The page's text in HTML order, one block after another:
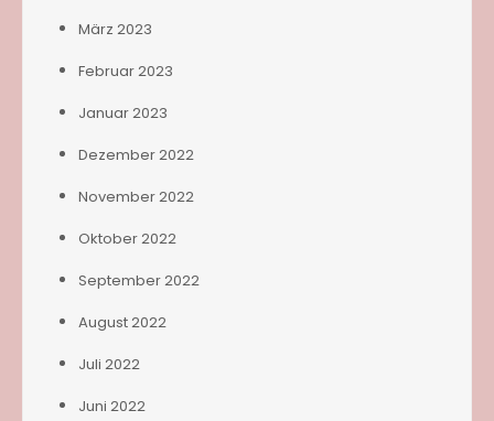
März 2023
Februar 2023
Januar 2023
Dezember 2022
November 2022
Oktober 2022
September 2022
August 2022
Juli 2022
Juni 2022